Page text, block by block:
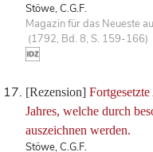
Stöwe, C.G.F.
Magazin für das Neueste
(1792, Bd. 8, S. 159-166)
[Rezension]
Jahres, welche durch
auszeichnen werden.
Stöwe, C.G.F.